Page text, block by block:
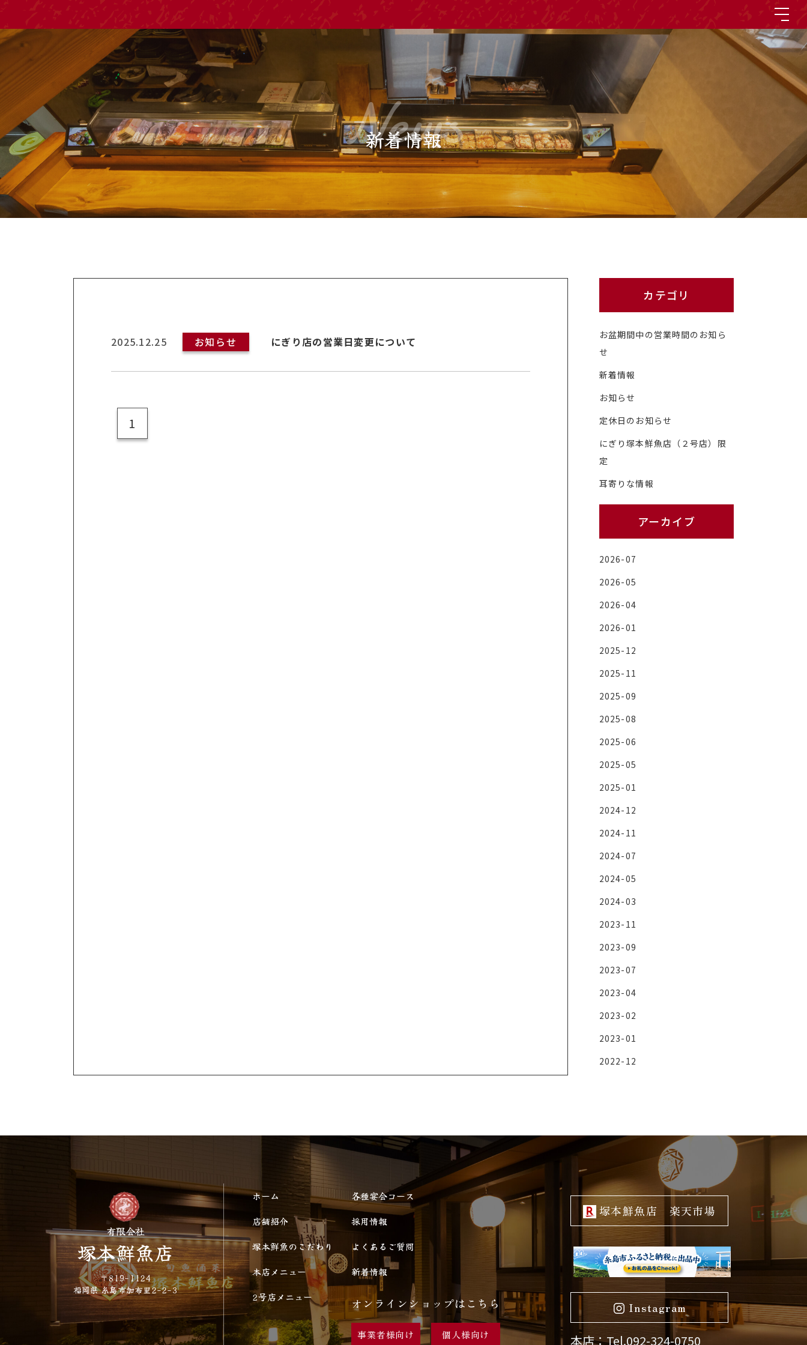
News
新着情報
2025.12.25 お知らせ にぎり店の営業日変更について
1
カテゴリ
お盆期間中の営業時間のお知ら
せ
新着情報
お知らせ
定休日のお知らせ
にぎり塚本鮮魚店（２号店）限
定
耳寄りな情報
アーカイブ
2026-07
2026-05
2026-04
2026-01
2025-12
2025-11
2025-09
2025-08
2025-06
2025-05
2025-01
2024-12
2024-11
2024-07
2024-05
2024-03
2023-11
2023-09
2023-07
2023-04
2023-02
2023-01
2022-12
有限会社
塚本鮮魚店
〒819-1124
福岡県 糸島市加布里2-2-3
ホーム
店舗紹介
塚本鮮魚のこだわり
本店メニュー
2号店メニュー
各種宴会コース
採用情報
よくあるご質問
新着情報
オンラインショップはこちら
事業者様向け 個人様向け
塚本鮮魚店 楽天市場
Instagram
本店：Tel.092-324-0750